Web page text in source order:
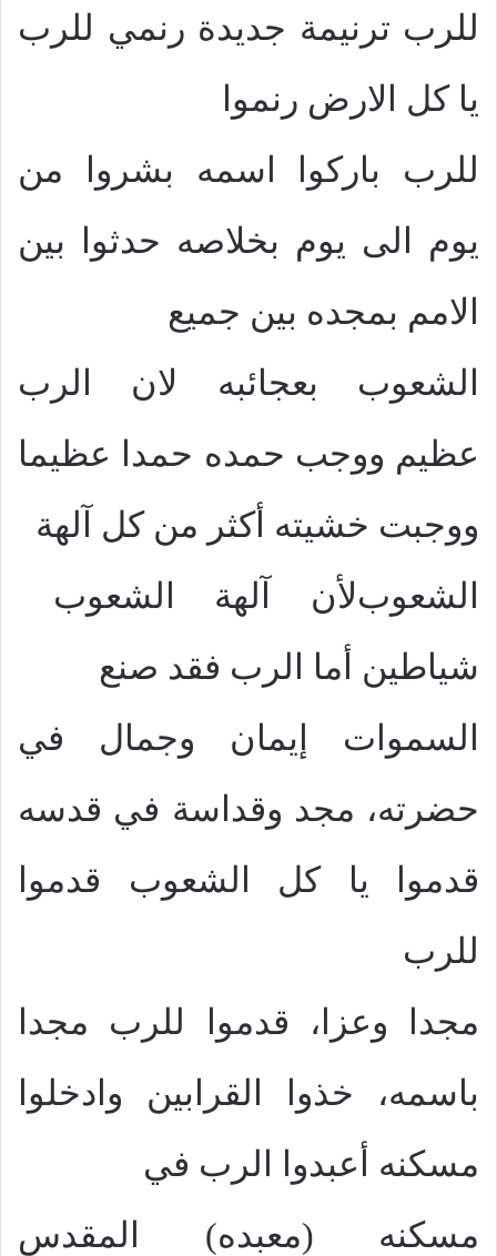
للرب ترنيمة جديدة رنمي للرب
يا كل الارض رنموا
للرب باركوا اسمه بشروا من
يوم الى يوم بخلاصه حدثوا بين
الامم بمجده بين جميع
الشعوب بعجائبه لان الرب
عظيم ووجب حمده حمدا عظيما
ووجبت خشيته أكثر من كل آلهة
الشعوبلأن آلهة الشعوب
شياطين أما الرب فقد صنع
السموات إيمان وجمال في
حضرته، مجد وقداسة في قدسه
قدموا يا كل الشعوب قدموا
للرب
مجدا وعزا، قدموا للرب مجدا
باسمه، خذوا القرابين وادخلوا
مسكنه أعبدوا الرب في
مسكنه (معبده) المقدس